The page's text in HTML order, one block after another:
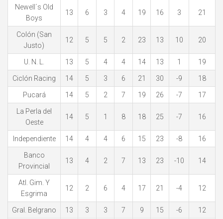
Newell´s Old
Boys
13 6 3 4 19 16 3 21
Colón (San
Justo)
12 5 5 2 23 13 10 20
U. N. L. 13 5 4 4 14 13 1 19
Ciclón Racing 14 5 3 6 21 30 -9 18
Pucará 14 5 2 7 19 26 -7 17
La Perla del
Oeste
14 5 1 8 18 25 -7 16
Independiente 14 4 4 6 15 23 -8 16
Banco
Provincial
13 4 2 7 13 23 -10 14
Atl. Gim. Y
Esgrima
12 2 6 4 17 21 -4 12
Gral. Belgrano 13 3 3 7 9 15 -6 12